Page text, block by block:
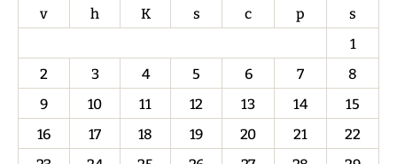
v
h K s c p
s
1
2
3 4 5 6 7
8
9
10 11 12 13 14
15
16
17 18 19 20 21
22